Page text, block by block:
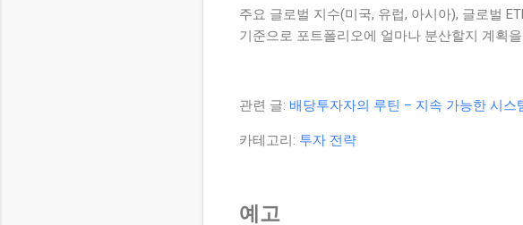
주요 글로벌 지수(미국, 유럽, 아시아), 글로벌
기준으로 포트폴리오에 얼마나 분산할지 계획
관련 글: 배당투자자의 루틴 – 지속 가능한 시스
카테고리: 투자 전략
예고